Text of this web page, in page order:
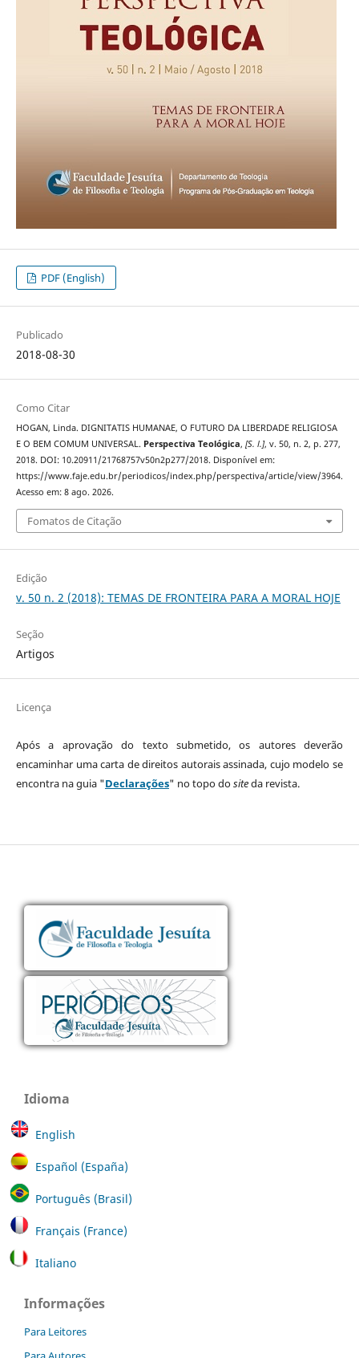
PDF (English)
Publicado
2018-08-30
Como Citar
HOGAN, Linda. DIGNITATIS HUMANAE, O FUTURO DA LIBERDADE RELIGIOSA
E O BEM COMUM UNIVERSAL. Perspectiva Teológica, [S. l.], v. 50, n. 2, p. 277,
2018. DOI: 10.20911/21768757v50n2p277/2018. Disponível em:
https://www.faje.edu.br/periodicos/index.php/perspectiva/article/view/3964.
Acesso em: 8 ago. 2026.
Fomatos de Citação
Edição
v. 50 n. 2 (2018): TEMAS DE FRONTEIRA PARA A MORAL HOJE
Seção
Artigos
Licença
Após a aprovação do texto submetido, os autores deverão
encaminhar uma carta de direitos autorais assinada, cujo modelo se
encontra na guia "Declarações" no topo dositeda revista.
Idioma
English
Español (España)
Português (Brasil)
Français (France)
Italiano
Informações
Para Leitores